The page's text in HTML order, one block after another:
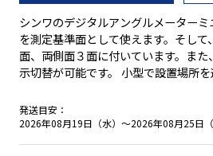
シンワのデジタルアングルメーター
を測定基準面として使えます。そし
面、両側面３面に付いています。ま
示切替が可能です。 小型で設置場所
定が可能です。鉄骨の組み立て・機
配管作業など様々なシーンでの角度測定
んな角度でも基準点に設定可能 ●見え
発送目安：
2026年08月19日（水）～2026年08月25日（